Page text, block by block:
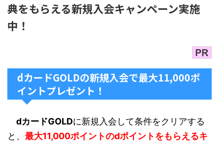
典をもらえる新規入会キャンペーン実施
中！
dカードGOLDの新規入会で最大11,000ポ
イントプレゼント！
dカードGOLDに新規入会して条件をクリアする
と、 最大11,000ポイントのdポイントをもらえるキ